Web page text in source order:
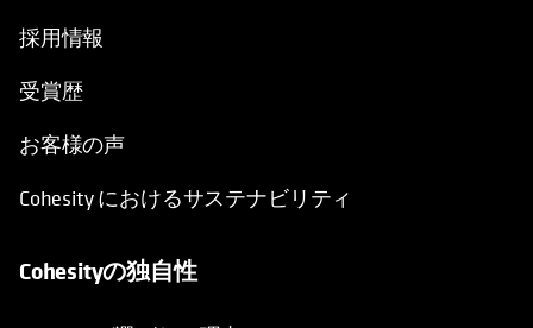
採用情報
受賞歴
お客様の声
Cohesity におけるサステナビリティ
Cohesityの独自性